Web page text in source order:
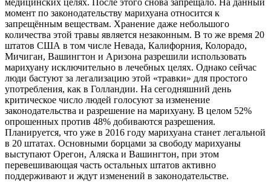
момент по законодательству марихуана относится к
запрещённым веществам. Хранение даже небольшого
количества этой травы является незаконным. В то же время 20
штатов США в том числе Невада, Калифорния, Колорадо,
Мичиган, Вашингтон и Аризона разрешили использовать
марихуану исключительно в лечебных целях. Однако сейчас
люди бастуют за легализацию этой «травки» для простого
употребления, как в Голландии. На сегодняшний день
критическое число людей голосуют за изменение
законодательства и разрешение на марихуану. В целом 52%
опрошенных против 48% добиваются разрешения.
Планируется, что уже в 2016 году марихуана станет легальной
в 20 штатах. Основными борцами за свободу марихуаны
выступают Орегон, Аляска и Вашингтон, при этом
перевешивающая часть остальных штатов активно
поддерживают и ждут изменений в законодательстве.